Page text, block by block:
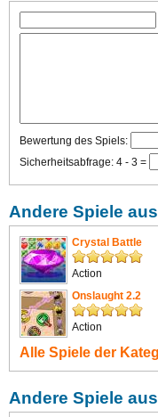
Bewertung des Spiels:
Sicherheitsabfrage: 4 - 3 =
Andere Spiele
Crystal Battle
Action
Onslaught 2.2
Action
Alle Spiele der
Andere Spiele